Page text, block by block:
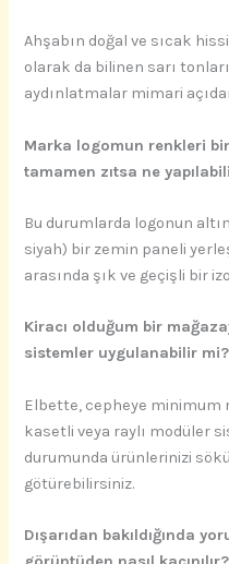
Ahşabın doğal ve sıcak
olarak da bilinen sarı
aydınlatmalar mimari
Marka logomun renkleri
tamamen zıtsa ne
Bu durumlarda logonun
siyah) bir zemin paneli
arasında şık ve geçişli bir
Kiracı olduğum bir
sistemler uygulanabilir mi?
Elbette, cepheye minimum
kasetli veya raylı modüler
durumunda ürünlerinizi
götürebilirsiniz.
Dışarıdan bakıldığında